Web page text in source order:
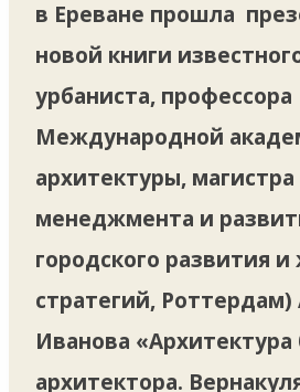
в Ереване прошла
новой книги
урбаниста, профессора
Международной
архитектуры, магистра
менеджмента и
городского развития
стратегий, Роттердам)
Иванова «Архитектура
архитектора.